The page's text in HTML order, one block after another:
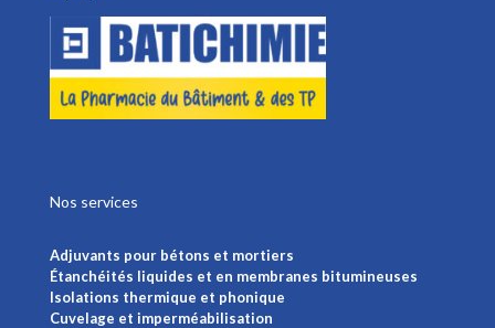
Nos services
Adjuvants pour bétons et mortiers
Étanchéités liquides et en membranes bitumineuses
Isolations thermique et phonique
Cuvelage et imperméabilisation